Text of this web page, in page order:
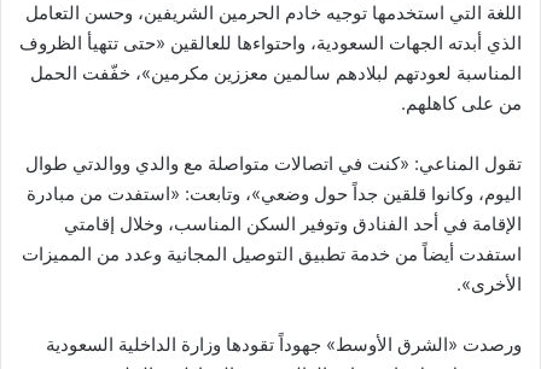
اللغة التي استخدمها توجيه خادم الحرمين الشريفين، وحسن التعامل
الذي أبدته الجهات السعودية، واحتواءها للعالقين «حتى تتهيأ الظروف
المناسبة لعودتهم لبلادهم سالمين معززين مكرمين»، خفّفت الحمل
من على كاهلهم.
تقول المناعي: «كنت في اتصالات متواصلة مع والدي ووالدتي طوال
اليوم، وكانوا قلقين جداً حول وضعي»، وتابعت: «استفدت من مبادرة
الإقامة في أحد الفنادق وتوفير السكن المناسب، وخلال إقامتي
استفدت أيضاً من خدمة تطبيق التوصيل المجانية وعدد من المميزات
الأخرى».
ورصدت «الشرق الأوسط» جهوداً تقودها وزارة الداخلية السعودية